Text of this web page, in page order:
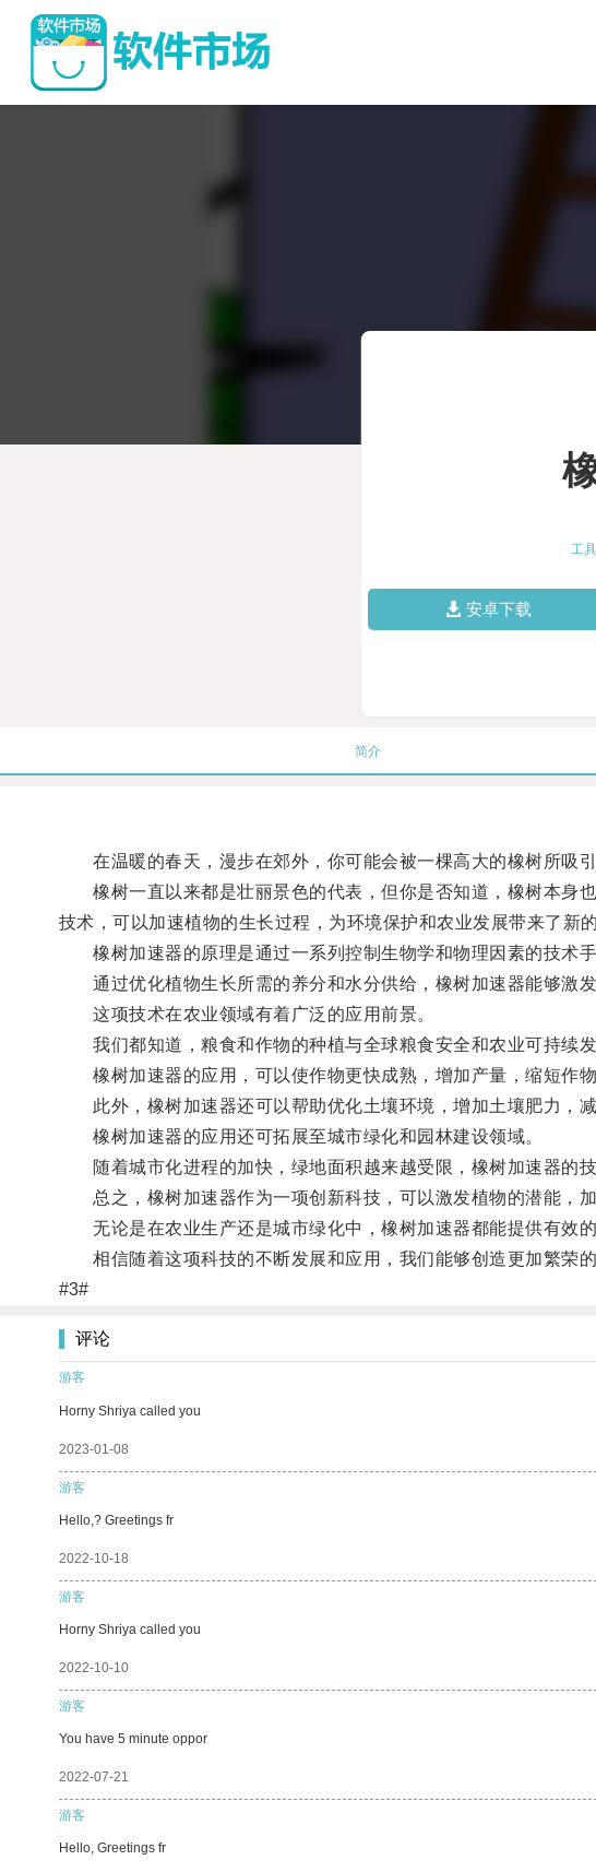
工具
安卓下载
简介
在温暖的春天，漫步在郊外，你可能会被一棵高大的橡树所吸引
橡树一直以来都是壮丽景色的代表，但你是否知道，橡树本身也
技术，可以加速植物的生长过程，为环境保护和农业发展带来了新的
橡树加速器的原理是通过一系列控制生物学和物理因素的技术手
通过优化植物生长所需的养分和水分供给，橡树加速器能够激发
这项技术在农业领域有着广泛的应用前景。
我们都知道，粮食和作物的种植与全球粮食安全和农业可持续发
橡树加速器的应用，可以使作物更快成熟，增加产量，缩短作物
此外，橡树加速器还可以帮助优化土壤环境，增加土壤肥力，减
橡树加速器的应用还可拓展至城市绿化和园林建设领域。
随着城市化进程的加快，绿地面积越来越受限，橡树加速器的技
总之，橡树加速器作为一项创新科技，可以激发植物的潜能，加
无论是在农业生产还是城市绿化中，橡树加速器都能提供有效的
相信随着这项科技的不断发展和应用，我们能够创造更加繁荣的
#3#
评论
游客
Horny Shriya called you
2023-01-08
游客
Hello,? Greetings fr
2022-10-18
游客
Horny Shriya called you
2022-10-10
游客
You have 5 minute oppor
2022-07-21
游客
Hello, Greetings fr